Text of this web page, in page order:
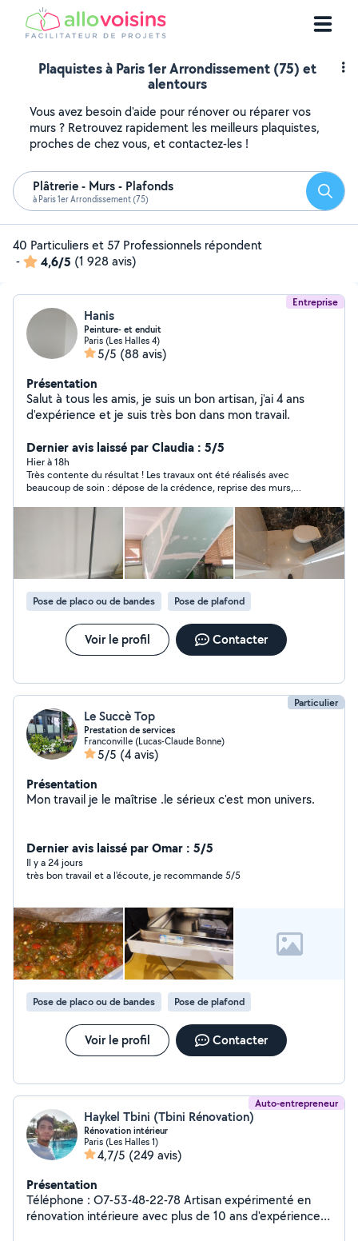
Plaquistes à Paris 1er Arrondissement (75) et
alentours
Vous avez besoin d'aide pour rénover ou réparer vos
murs ? Retrouvez rapidement les meilleurs plaquistes,
proches de chez vous, et contactez-les !
Plâtrerie - Murs - Plafonds
à Paris 1er Arrondissement (75)
40 Particuliers et 57 Professionnels répondent
-
4,6/5 (1 928 avis)
Entreprise
Hanis
Peinture- et enduit
Paris (Les Halles 4)
5/5 (88 avis)
Présentation
Salut à tous les amis, je suis un bon artisan, j'ai 4 ans
d'expérience et je suis très bon dans mon travail.
Dernier avis laissé par Claudia : 5/5
Hier à 18h
Très contente du résultat ! Les travaux ont été réalisés avec
beaucoup de soin : dépose de la crédence, reprise des murs,
de faire les choses correctement et de laisser un chantier
si besoin. Merci encore !
Pose de placo ou de bandes Pose de plafond
Voir le profil Contacter
Particulier
Le Succè Top
Prestation de services
Franconville (Lucas-Claude Bonne)
5/5 (4 avis)
Présentation
Mon travail je le maîtrise .le sérieux c'est mon univers.
Dernier avis laissé par Omar : 5/5
Il y a 24 jours
très bon travail et a l'écoute, je recommande 5/5
Pose de placo ou de bandes Pose de plafond
Voir le profil Contacter
Auto-entrepreneur
Haykel Tbini (Tbini Rénovation)
Rénovation intérieur
Paris (Les Halles 1)
4,7/5 (249 avis)
Présentation
Téléphone : O7-53-48-22-78 Artisan expérimenté en
rénovation intérieure avec plus de 10 ans d'expérience,